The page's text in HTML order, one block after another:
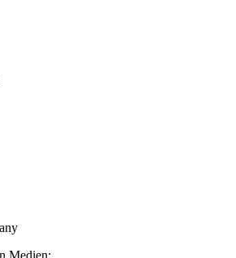
Medien: